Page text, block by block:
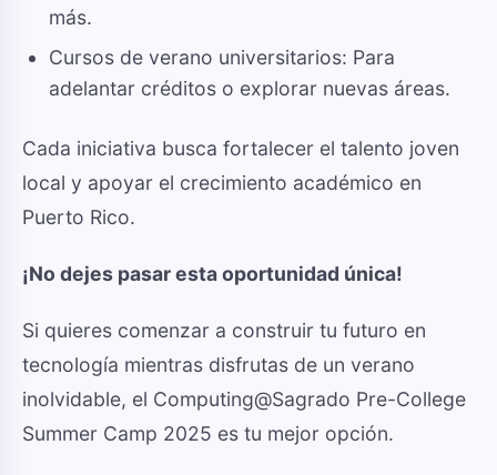
más.
Cursos de verano universitarios: Para
adelantar créditos o explorar nuevas áreas.
Cada iniciativa busca fortalecer el talento joven
local y apoyar el crecimiento académico en
Puerto Rico.
¡No dejes pasar esta oportunidad única!
Si quieres comenzar a construir tu futuro en
tecnología mientras disfrutas de un verano
inolvidable, el Computing@Sagrado Pre-College
Summer Camp 2025 es tu mejor opción.